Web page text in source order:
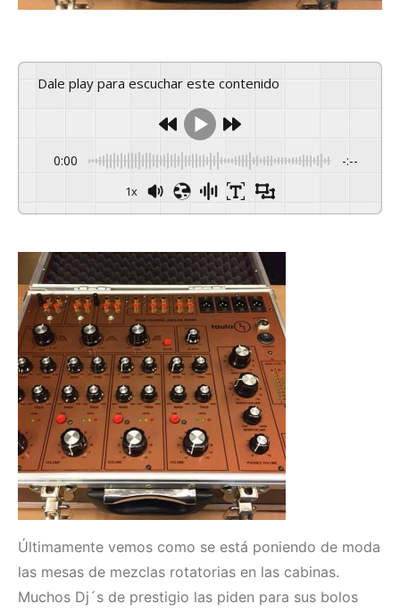
Dale play para escuchar este contenido
0:00 -:--
1x
Últimamente vemos como se está poniendo de moda
las mesas de mezclas rotatorias en las cabinas.
Muchos Dj´s de prestigio las piden para sus bolos